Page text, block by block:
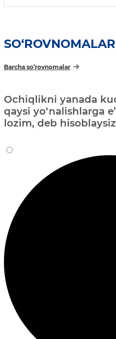
SO‘ROVNOMALAR
Barcha so‘rovnomalar
Ochiqlikni yanada
qaysi yo‘nalishlarga
lozim, deb